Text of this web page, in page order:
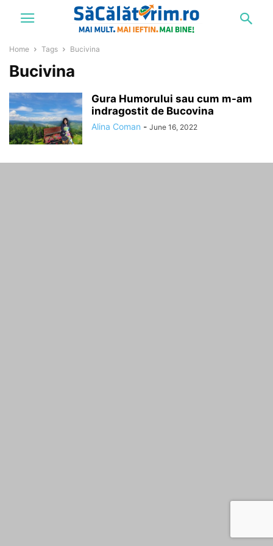
Home Tags Bucivina
Bucivina
Gura Humorului sau cum m-am
indragostit de Bucovina
Alina Coman - June 16, 2022